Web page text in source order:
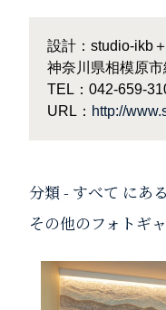
設計：studio-
神奈川県相模原市
TEL：042-659-
URL： http://
分類 - すべて にある
その他のフォトギ